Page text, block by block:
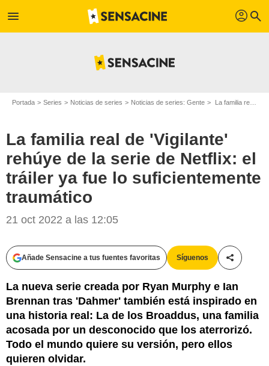
menu profil search
Portada Series Noticias de series Noticias de series: Gente La familia real de 'Vigilante' rehúye de la serie de Netflix: el tráiler ya fue lo suficientemente traumático
La familia real de 'Vigilante'
rehúye de la serie de Netflix: el
tráiler ya fue lo suficientemente
traumático
21 oct 2022 a las 12:05
Añade Sensacine a tus fuentes favoritas Síguenos
La nueva serie creada por Ryan Murphy e Ian
Brennan tras 'Dahmer' también está inspirado en
una historia real: La de los Broaddus, una familia
acosada por un desconocido que los aterrorizó.
Todo el mundo quiere su versión, pero ellos
quieren olvidar.